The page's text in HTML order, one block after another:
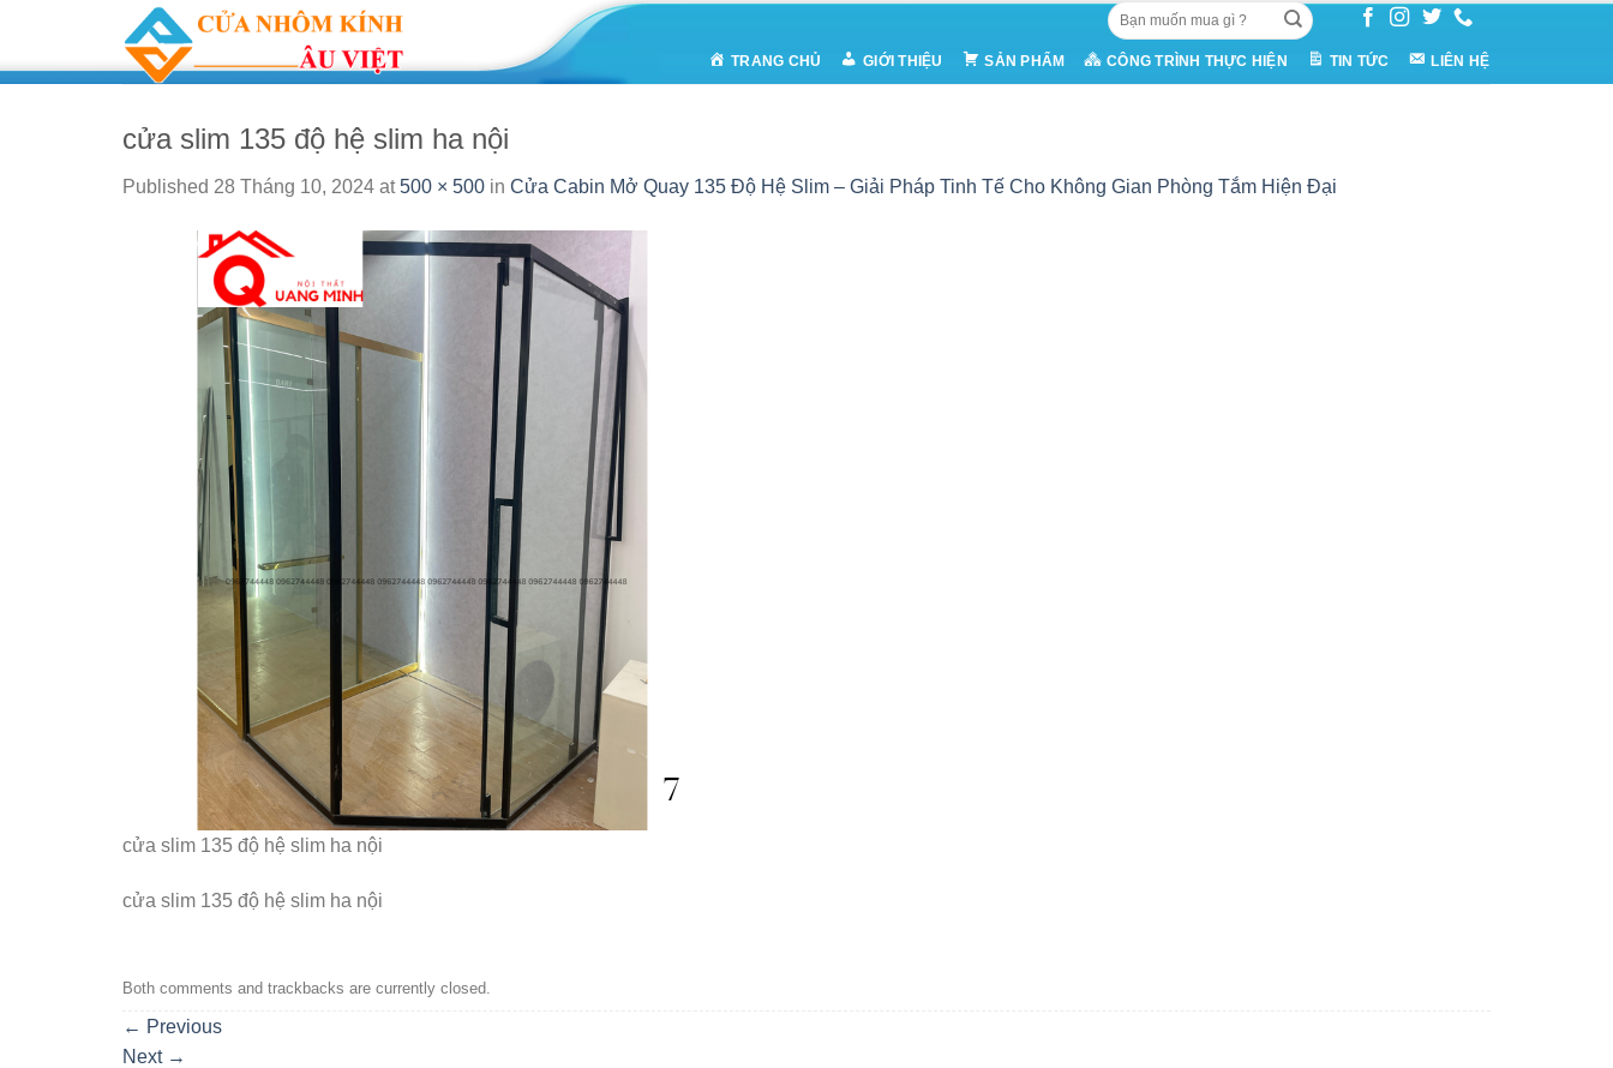
content
Tìm
kiếm:
TRANG CHỦ GIỚI THIỆU SẢN PHẨM CÔNG TRÌNH THỰC HIỆN TIN TỨC LIÊN HỆ
cửa slim 135 độ hệ slim ha nội
Published 28 Tháng 10, 2024 at500 × 500 in Cửa Cabin Mở Quay 135 Độ Hệ Slim – Giải Pháp Tinh Tế Cho Không Gian Phòng Tắm Hiện Đại
cửa slim 135 độ hệ slim ha nội
cửa slim 135 độ hệ slim ha nội
Both comments and trackbacks are currently closed.
← Previous
Next →